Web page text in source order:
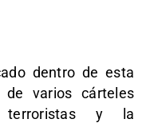
dentro de esta
de varios cárteles
terroristas y la